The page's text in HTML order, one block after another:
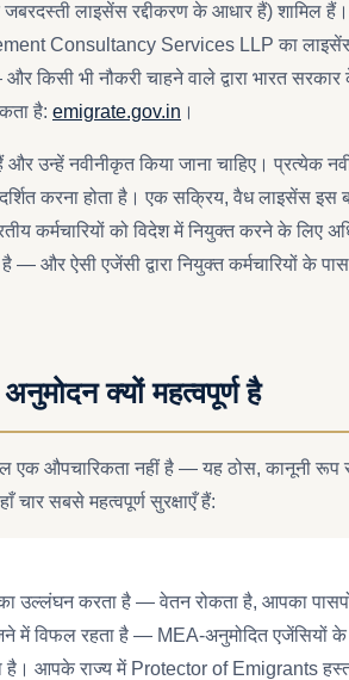
लाइसेंस रद्दीकरण के आधार हैं) शामिल
Consultancy Services LLP का
किसी भी नौकरी चाहने वाले द्वारा भारत
है: emigrate.gov.in ।
और उन्हें नवीनीकृत किया जाना चाहिए। प्रत्येक
करना होता है। एक सक्रिय, वैध लाइसेंस इस
कर्मचारियों को विदेश में नियुक्त करने के लिए
और ऐसी एजेंसी द्वारा नियुक्त कर्मचारियों के
क्यों महत्वपूर्ण है
औपचारिकता नहीं है — यह ठोस, कानूनी रूप से
सबसे महत्वपूर्ण सुरक्षाएँ हैं:
उल्लंघन करता है — वेतन रोकता है, आपका
में विफल रहता है — MEA-अनुमोदित एजेंसियों के
है। आपके राज्य में Protector of Emigrants